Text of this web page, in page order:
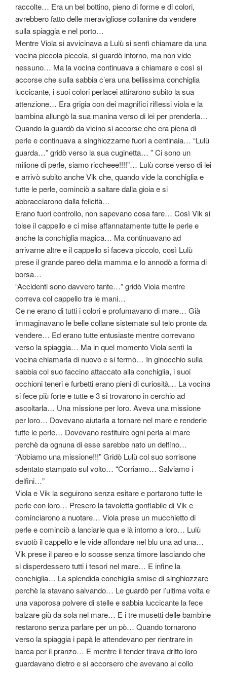
raccolte… Era un bel bottino, pieno di forme e di colori,
avrebbero fatto delle meravigliose collanine da vendere
sulla spiaggia e nel porto…
Mentre Viola si avvicinava a Lulù si sentì chiamare da una
vocina piccola piccola, si guardò intorno, ma non vide
nessuno… Ma la vocina continuava a chiamare e così si
accorse che sulla sabbia c’era una bellissima conchiglia
luccicante, i suoi colori perlacei attirarono subito la sua
attenzione… Era grigia con dei magnifici riflessi viola e la
bambina allungò la sua manina verso di lei per prenderla…
Quando la guardò da vicino si accorse che era piena di
perle e continuava a singhiozzarne fuori a centinaia… “Lulù
guarda…” gridò verso la sua cuginetta… ” Ci sono un
milione di perle, siamo riccheee!!!!”… Lulù corse verso di lei
e arrivò subito anche Vik che, quando vide la conchiglia e
tutte le perle, cominciò a saltare dalla gioia e si
abbracciarono dalla felicità…
Erano fuori controllo, non sapevano cosa fare… Così Vik si
tolse il cappello e ci mise affannatamente tutte le perle e
anche la conchiglia magica… Ma continuavano ad
arrivarne altre e il cappello si faceva piccolo, così Lulù
prese il grande pareo della mamma e lo annodò a forma di
borsa…
“Accidenti sono davvero tante…” gridò Viola mentre
correva col cappello tra le mani…
Ce ne erano di tutti i colori e profumavano di mare… Già
immaginavano le belle collane sistemate sul telo pronte da
vendere… Ed erano tutte entusiaste mentre correvano
verso la spiaggia… Ma in quel momento Viola sentì la
vocina chiamarla di nuovo e si fermò… In ginocchio sulla
sabbia col suo faccino attaccato alla conchiglia, i suoi
occhioni teneri e furbetti erano pieni di curiosità… La vocina
si fece più forte e tutte e 3 si trovarono in cerchio ad
ascoltarla… Una missione per loro. Aveva una missione
per loro… Dovevano aiutarla a tornare nel mare e renderle
tutte le perle… Dovevano restituire ogni perla al mare
perchè da ognuna di esse sarebbe nato un delfino…
“Abbiamo una missione!!!” Gridò Lulù col suo sorrisone
sdentato stampato sul volto… “Corriamo… Salviamo i
delfini…”
Viola e Vik la seguirono senza esitare e portarono tutte le
perle con loro… Presero la tavoletta gonfiabile di Vik e
cominciarono a nuotare… Viola prese un mucchietto di
perle e cominciò a lanciarle qua e là intorno a loro… Lulù
svuotò il cappello e le vide affondare nel blu una ad una…
Vik prese il pareo e lo scosse senza timore lasciando che
si disperdessero tutti i tesori nel mare… E infine la
conchiglia… La splendida conchiglia smise di singhiozzare
perchè la stavano salvando… Le guardò per l’ultima volta e
una vaporosa polvere di stelle e sabbia luccicante la fece
balzare giù da sola nel mare… E i tre musetti delle bambine
restarono senza parlare per un pò… Quando tornarono
verso la spiaggia i papà le attendevano per rientrare in
barca per il pranzo… E mentre il tender tirava dritto loro
guardavano dietro e si accorsero che avevano al collo